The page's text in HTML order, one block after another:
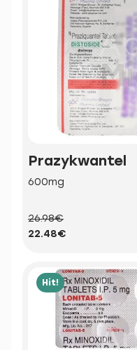
Prazykwantel
600mg
26.98€
22.48€
Hit!